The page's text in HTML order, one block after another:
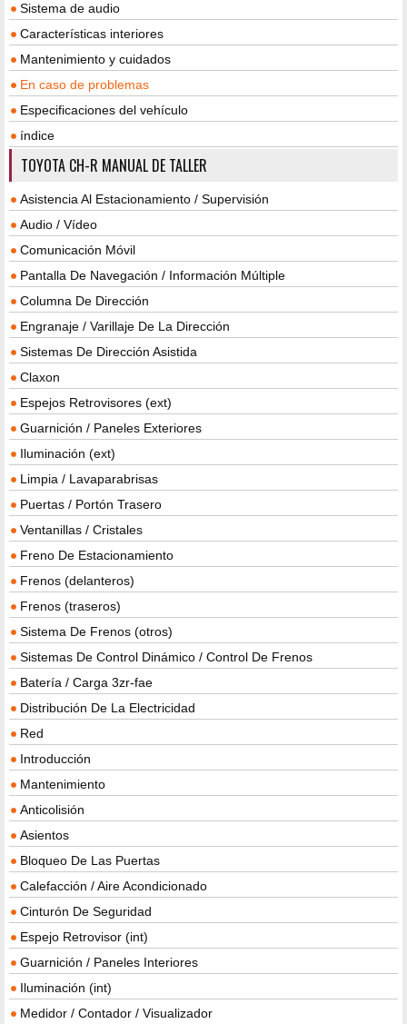
Sistema de audio
Características interiores
Mantenimiento y cuidados
En caso de problemas
Especificaciones del vehículo
índice
TOYOTA CH-R MANUAL DE TALLER
Asistencia Al Estacionamiento / Supervisión
Audio / Vídeo
Comunicación Móvil
Pantalla De Navegación / Información Múltiple
Columna De Dirección
Engranaje / Varillaje De La Dirección
Sistemas De Dirección Asistida
Claxon
Espejos Retrovisores (ext)
Guarnición / Paneles Exteriores
Iluminación (ext)
Limpia / Lavaparabrisas
Puertas / Portón Trasero
Ventanillas / Cristales
Freno De Estacionamiento
Frenos (delanteros)
Frenos (traseros)
Sistema De Frenos (otros)
Sistemas De Control Dinámico / Control De Frenos
Batería / Carga 3zr-fae
Distribución De La Electricidad
Red
Introducción
Mantenimiento
Anticolisión
Asientos
Bloqueo De Las Puertas
Calefacción / Aire Acondicionado
Cinturón De Seguridad
Espejo Retrovisor (int)
Guarnición / Paneles Interiores
Iluminación (int)
Medidor / Contador / Visualizador